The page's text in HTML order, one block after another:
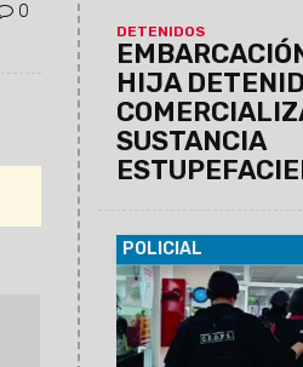
0
DETENIDOS
HIJA
SUSTANCIA
POLICIAL
09/02/2024 Está
provisional de ser el
homicidio ocurrido en
el pasado mes de